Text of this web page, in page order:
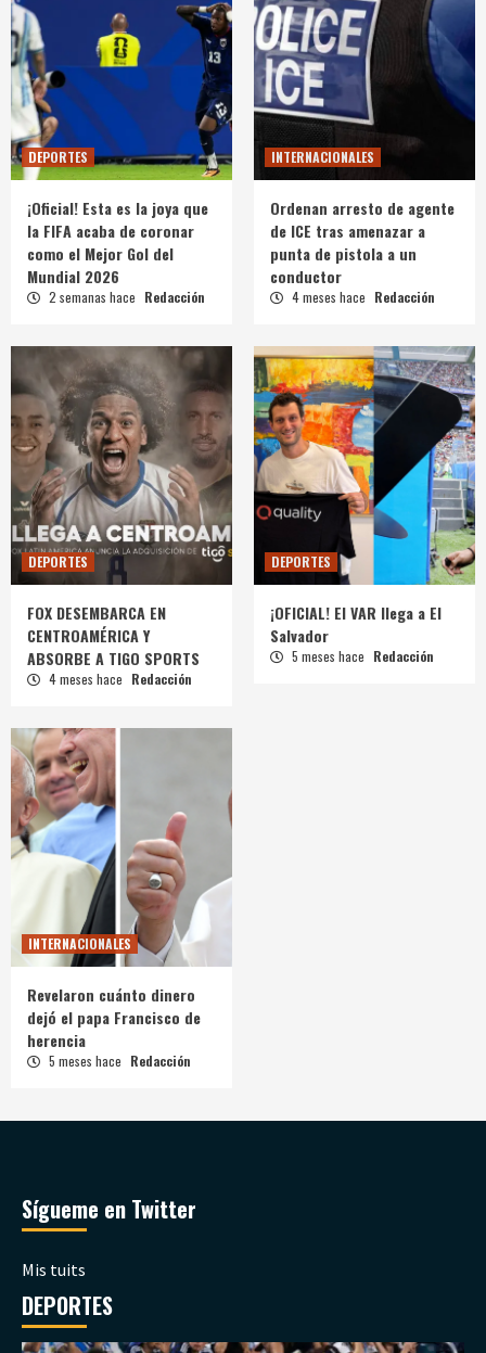
DEPORTES
¡Oficial! Esta es la joya que
la FIFA acaba de coronar
como el Mejor Gol del
Mundial 2026
2 semanas hace Redacción
INTERNACIONALES
Ordenan arresto de agente
de ICE tras amenazar a
punta de pistola a un
conductor
4 meses hace Redacción
DEPORTES
FOX DESEMBARCA EN
CENTROAMÉRICA Y
ABSORBE A TIGO SPORTS
4 meses hace Redacción
DEPORTES
¡OFICIAL! El VAR llega a El
Salvador
5 meses hace Redacción
INTERNACIONALES
Revelaron cuánto dinero
dejó el papa Francisco de
herencia
5 meses hace Redacción
Sígueme en Twitter
Mis tuits
DEPORTES